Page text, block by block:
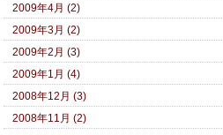
2009年4月 (2)
2009年3月 (2)
2009年2月 (3)
2009年1月 (4)
2008年12月 (3)
2008年11月 (2)